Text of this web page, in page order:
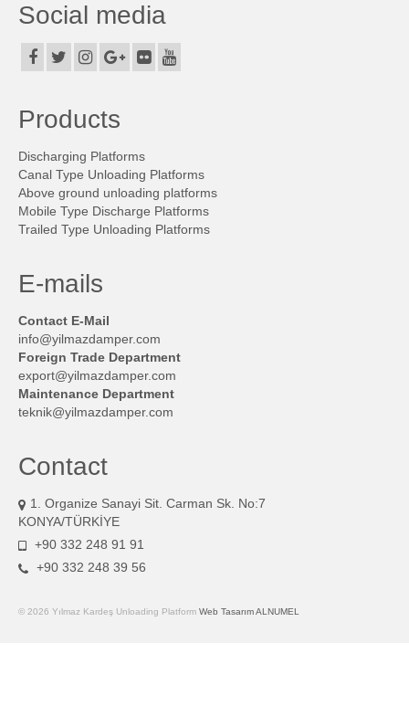
Social media
Products
Discharging Platforms
Canal Type Unloading Platforms
Above ground unloading platforms
Mobile Type Discharge Platforms
Trailed Type Unloading Platforms
E-mails
Contact E-Mail
info@yilmazdamper.com
Foreign Trade Department
export@yilmazdamper.com
Maintenance Department
teknik@yilmazdamper.com
Contact
1. Organize Sanayi Sit. Carman Sk. No:7
KONYA/TÜRKİYE
+90 332 248 91 91
+90 332 248 39 56
© 2026 Yılmaz Kardeş Unloading Platform Web Tasarım ALNUMEL